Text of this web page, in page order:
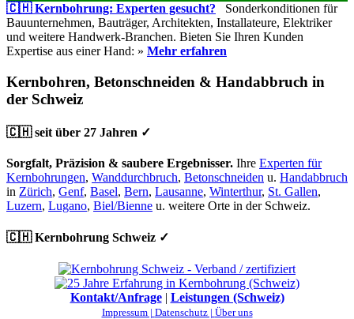
🇨🇭 Kernbohrung: Experten gesucht? Sonderkonditionen für
Bauunternehmen, Bauträger, Architekten, Installateure, Elektriker
und weitere Handwerk-Branchen. Bieten Sie Ihren Kunden
Expertise aus einer Hand: » Mehr erfahren
Kernbohren, Betonschneiden & Handabbruch in
der Schweiz
🇨🇭 seit über 27 Jahren ✓
Sorgfalt, Präzision & saubere Ergebnisser. Ihre Experten für
Kernbohrungen, Wanddurchbruch, Betonschneiden u. Handabbruch
in Zürich, Genf, Basel, Bern, Lausanne, Winterthur, St. Gallen,
Luzern, Lugano, Biel/Bienne u. weitere Orte in der Schweiz.
🇨🇭 Kernbohrung Schweiz ✓
Kontakt/Anfrage| Leistungen (Schweiz)
Impressum | Datenschutz | Über uns